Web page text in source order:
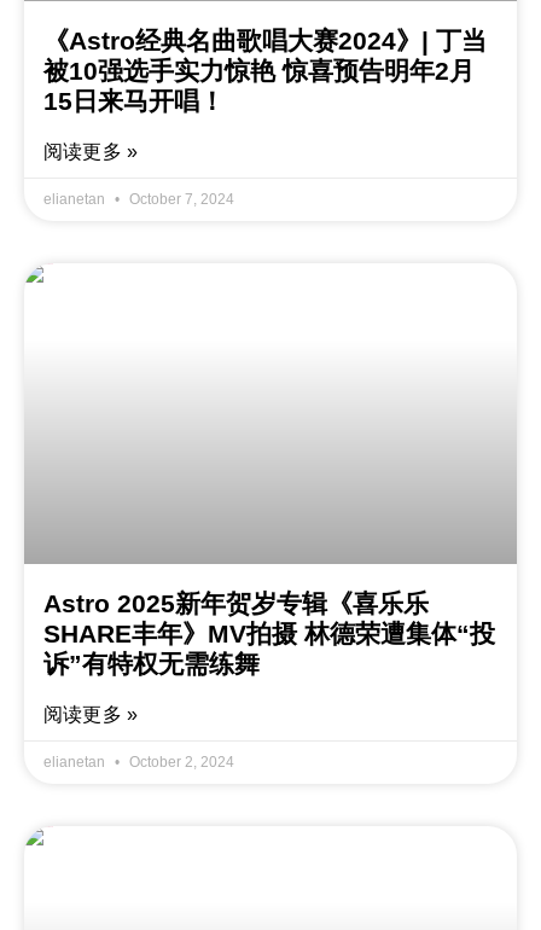
《Astro经典名曲歌唱大赛2024》| 丁当
被10强选手实力惊艳 惊喜预告明年2月
15日来马开唱！
阅读更多 »
elianetan October 7, 2024
Astro 2025新年贺岁专辑《喜乐乐
SHARE丰年》MV拍摄 林德荣遭集体“投
诉”有特权无需练舞
阅读更多 »
elianetan October 2, 2024